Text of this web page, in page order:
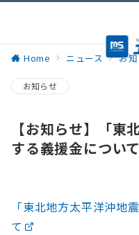
Home ニュース お
お知らせ
【お知らせ】「東
する義援金について
「東北地方太平洋沖地
て